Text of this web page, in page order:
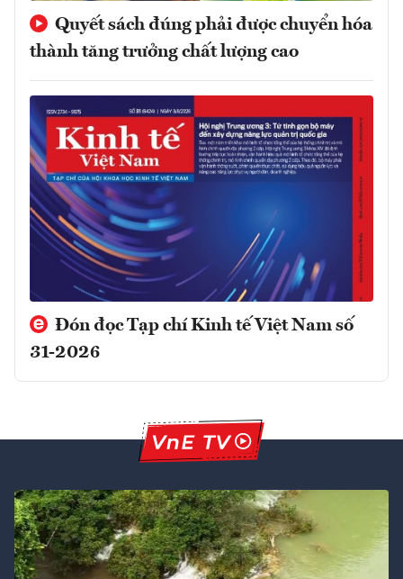
Quyết sách đúng phải được chuyển hóa
thành tăng trưởng chất lượng cao
Đón đọc Tạp chí Kinh tế Việt Nam số
31-2026